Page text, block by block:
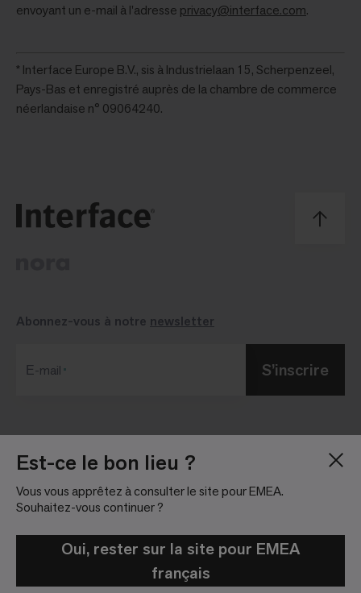
Est-ce le bon lieu ?
Vous vous apprêtez à consulter le site pour EMEA.
Souhaitez-vous continuer ?
Oui, rester sur la site pour EMEA
français
envoyant un e-mail à l'adresse privacy@interface.com.
* Interface Europe B.V., sis à Industrielaan 15, Scherpenzeel,
Pays-Bas et enregistré auprès de la chambre de commerce
néerlandaise n° 09064240.
À Propos
Emploi
Relations investisseurs
Règlement sur les
Informations légales
Abonnez-vous à notre newsletter
Е-mail S’inscrire